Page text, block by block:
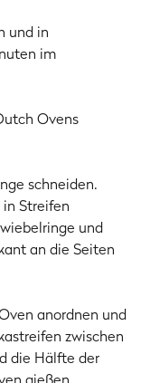
und in
im
Ovens
schneiden.
Streifen
und
an die Seiten
anordnen und
zwischen
die Hälfte der